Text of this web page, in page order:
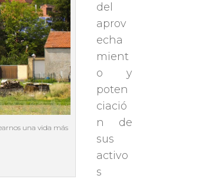
una vida más
del
aprov
echa
mient
o y
poten
ciació
n de
sus
activo
s